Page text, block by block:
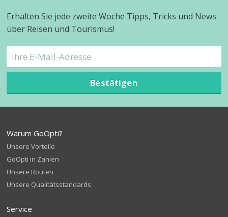
Erhalten Sie jede zweite Woche Tipps, Tricks und News
über Reisen und Tourismus!
Bestätigen
Warum GoOpti?
Unsere Vorteile
GoOpti in Zahlen
Unsere Routen
Unsere Qualitätsstandards
Service